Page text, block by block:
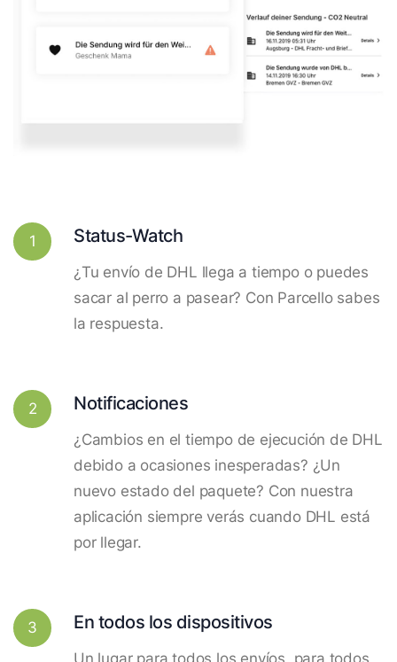
1 Status-Watch
¿Tu envío de DHL llega a tiempo o puedes
sacar al perro a pasear? Con Parcello sabes
la respuesta.
2 Notificaciones
¿Cambios en el tiempo de ejecución de DHL
debido a ocasiones inesperadas? ¿Un
nuevo estado del paquete? Con nuestra
aplicación siempre verás cuando DHL está
por llegar.
3 En todos los dispositivos
Un lugar para todos los envíos, para todos